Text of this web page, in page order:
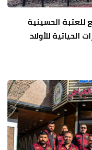
للعتبة الحسينية
للأولاد